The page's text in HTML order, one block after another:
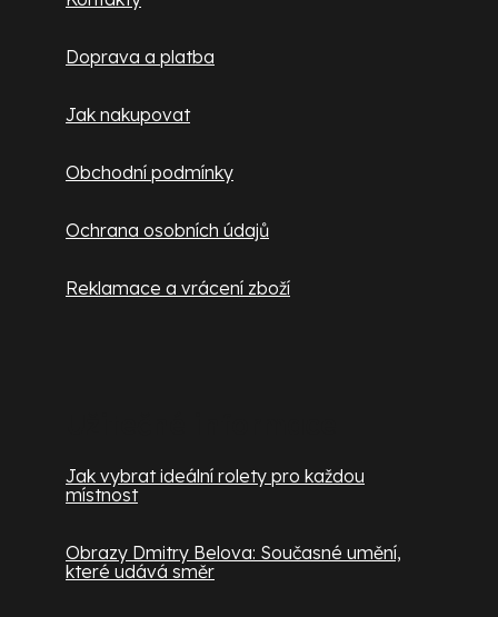
Doprava a platba
Jak nakupovat
Obchodní podmínky
Ochrana osobních údajů
Reklamace a vrácení zboží
Jak vybrat ideální rolety pro každou
místnost
Obrazy Dmitry Belova: Současné umění,
které udává směr